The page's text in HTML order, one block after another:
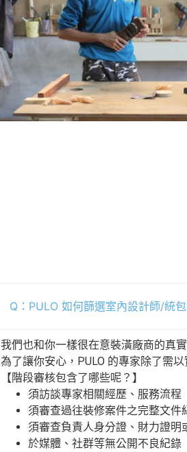
Q：PULO 如何篩選室內設計師/統包
我們也和你一樣很在意裝潢廠商的真
為了讓你安心，PULO 的專家除了需
【階段審核包含了哪些呢？】
須訪談專家相關經歷、服務流程
須審查過往裝修案件之完整文件
須審查負責人身分證、財力證明
於媒體、社群等無公開不良紀錄